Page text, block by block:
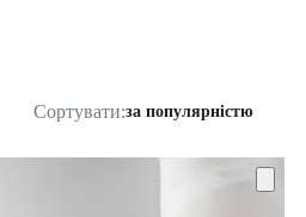
Сортувати:за популярністю